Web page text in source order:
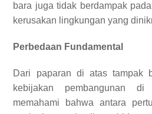
bara juga tidak berdampak
kerusakan lingkungan yang
Perbedaan Fundamental
Dari paparan di atas tampak
kebijakan pembangunan
memahami bahwa antara